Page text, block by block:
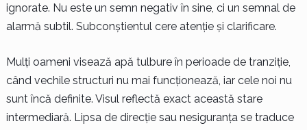
ignorate. Nu este un semn negativ în sine, ci un semnal de
alarmă subtil. Subconștientul cere atenție și clarificare.
Mulți oameni visează apă tulbure în perioade de tranziție,
când vechile structuri nu mai funcționează, iar cele noi nu
sunt încă definite. Visul reflectă exact această stare
intermediară. Lipsa de direcție sau nesiguranța se traduce